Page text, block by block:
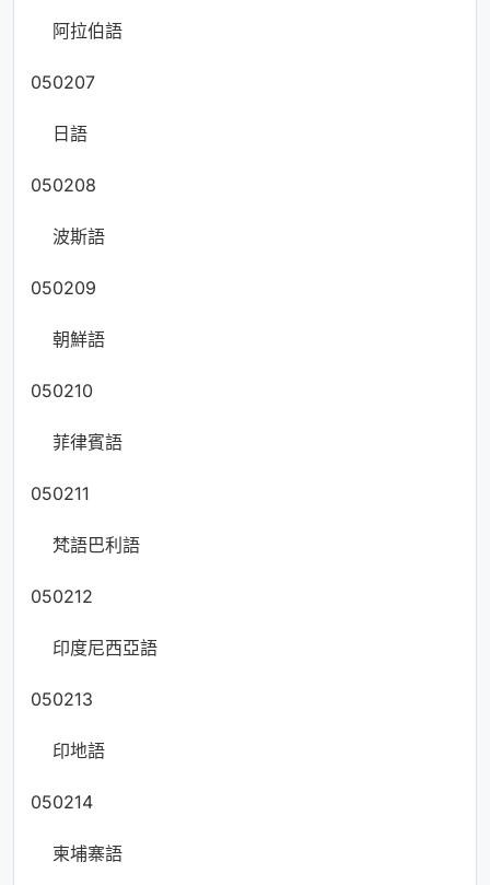
阿拉伯語
050207
日語
050208
波斯語
050209
朝鮮語
050210
菲律賓語
050211
梵語巴利語
050212
印度尼西亞語
050213
印地語
050214
柬埔寨語